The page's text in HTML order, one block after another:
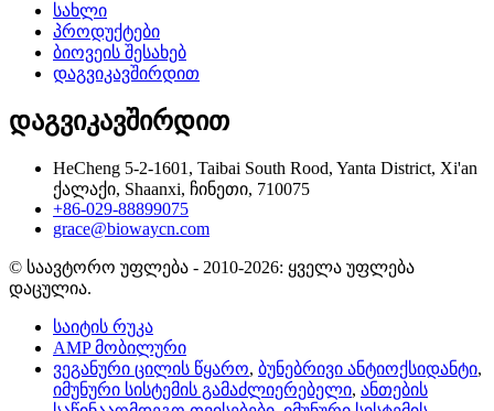
სახლი
პროდუქტები
ბიოვეის შესახებ
დაგვიკავშირდით
დაგვიკავშირდით
HeCheng 5-2-1601, Taibai South Rood, Yanta District, Xi'an
ქალაქი, Shaanxi, ჩინეთი, 710075
+86-029-88899075
grace@biowaycn.com
© საავტორო უფლება - 2010-2026: ყველა უფლება
დაცულია.
საიტის რუკა
AMP მობილური
ვეგანური ცილის წყარო, ბუნებრივი ანტიოქსიდანტი,
იმუნური სისტემის გამაძლიერებელი, ანთების